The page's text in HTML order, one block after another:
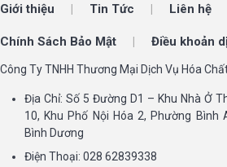
Giới thiệu Tin Tức Liên hệ
Chính Sách Bảo Mật Điều khoản
Công Ty TNHH Thương Mại Dịch Vụ Hóa
Địa Chỉ: Số 5 Đường D1 – Khu Nhà Ở
10, Khu Phố Nội Hóa 2, Phường Bình
Bình Dương
Điện Thoại: 028 62839338